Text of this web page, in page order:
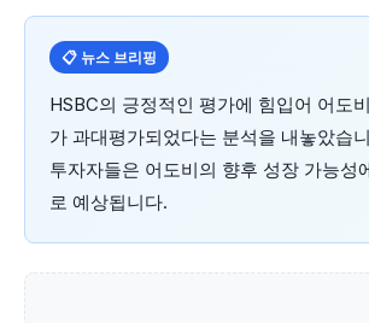
📋 뉴스 브리핑
HSBC의 긍정적인 평가에 힘입어 어도
가 과대평가되었다는 분석을 내놓았습
투자자들은 어도비의 향후 성장 가능
로 예상됩니다.